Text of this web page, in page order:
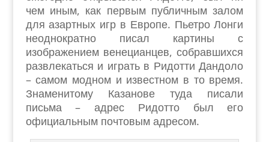
чем иным, как первым публичным залом
для азартных игр в Европе. Пьетро Лонги
неоднократно писал картины с
изображением венецианцев, собравшихся
развлекаться и играть в Ридотти Дандоло
– самом модном и известном в то время.
Знаменитому Казанове туда писали
письма – адрес Ридотто был его
официальным почтовым адресом.